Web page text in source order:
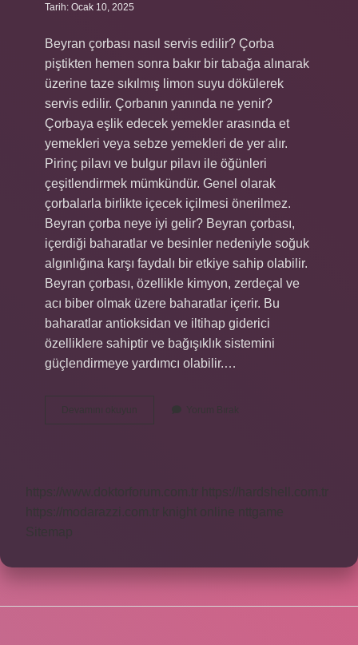
Tarih: Ocak 10, 2025
Beyran çorbası nasıl servis edilir? Çorba
piştikten hemen sonra bakır bir tabağa alınarak
üzerine taze sıkılmış limon suyu dökülerek
servis edilir. Çorbanın yanında ne yenir?
Çorbaya eşlik edecek yemekler arasında et
yemekleri veya sebze yemekleri de yer alır.
Pirinç pilavı ve bulgur pilavı ile öğünleri
çeşitlendirmek mümkündür. Genel olarak
çorbalarla birlikte içecek içilmesi önerilmez.
Beyran çorba neye iyi gelir? Beyran çorbası,
içerdiği baharatlar ve besinler nedeniyle soğuk
algınlığına karşı faydalı bir etkiye sahip olabilir.
Beyran çorbası, özellikle kimyon, zerdeçal ve
acı biber olmak üzere baharatlar içerir. Bu
baharatlar antioksidan ve iltihap giderici
özelliklere sahiptir ve bağışıklık sistemini
güçlendirmeye yardımcı olabilir.…
Devamını okuyun
Çorbasının
Yorum Bırak
https://www.doktorforum.com.tr
https://hardshell.com.tr
https://modarazzi.com.tr
knight online
nttgame
Sitemap